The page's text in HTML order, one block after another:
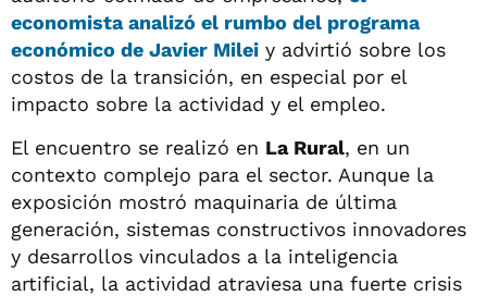
economistaanalizó el rumbo del programa
económico de Javier Milei y advirtió sobre los
costos de la transición, en especial por el
impacto sobre la actividad y el empleo.
El encuentro se realizó en La Rural, en un
contexto complejo para el sector. Aunque la
exposición mostró maquinaria de última
generación, sistemas constructivos innovadores
y desarrollos vinculados a la inteligencia
artificial, la actividad atraviesa una fuerte crisis